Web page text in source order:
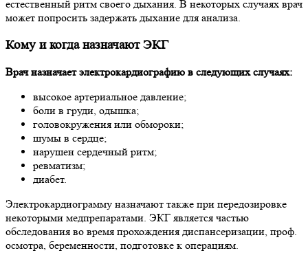
естественный ритм своего дыхания. В некоторых случаях врач
может попросить задержать дыхание для анализа.
Кому и когда назначают ЭКГ
Врач назначает электрокардиографию в следующих случаях:
высокое артериальное давление;
боли в груди, одышка;
головокружения или обмороки;
шумы в сердце;
нарушен сердечный ритм;
ревматизм;
диабет.
Электрокардиограмму назначают также при передозировке
некоторыми медпрепаратами. ЭКГ является частью
обследования во время прохождения диспансеризации, проф.
осмотра, беременности, подготовке к операциям.